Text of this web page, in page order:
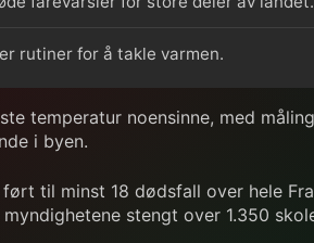
rutiner for å takle varmen.
temperatur noensinne, med
i byen.
til minst 18 dødsfall over hele
stengt over 1.350